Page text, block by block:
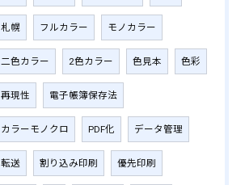
札幌 フルカラー モノカラー
二色カラー 2色カラー 色見本 色彩
再現性 電子帳簿保存法
カラーモノクロ PDF化 データ管理
転送 割り込み印刷 優先印刷